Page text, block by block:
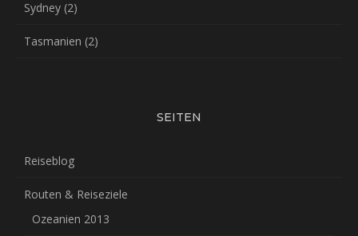
Sydney (2)
Tasmanien (2)
SEITEN
Reiseblog
Routen & Reiseziele
Ozeanien 2013